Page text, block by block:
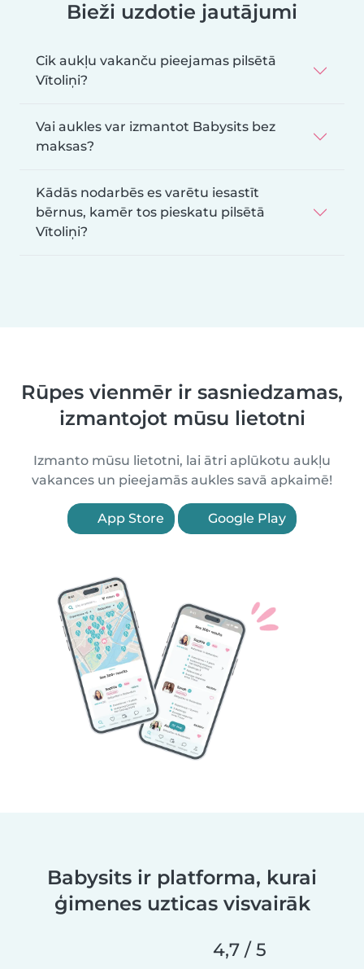
Bieži uzdotie jautājumi
Cik aukļu vakanču pieejamas pilsētā
Vītoliņi?
Vai aukles var izmantot Babysits bez
maksas?
Kādās nodarbēs es varētu iesastīt
bērnus, kamēr tos pieskatu pilsētā
Vītoliņi?
Rūpes vienmēr ir sasniedzamas,
izmantojot mūsu lietotni
Izmanto mūsu lietotni, lai ātri aplūkotu aukļu
vakances un pieejamās aukles savā apkaimē!
App Store Google Play
Babysits ir platforma, kurai
ģimenes uzticas visvairāk
4,7 / 5